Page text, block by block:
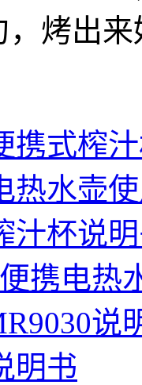
，烤出来
携式榨
热水壶
汁杯说
携电热
说
明书